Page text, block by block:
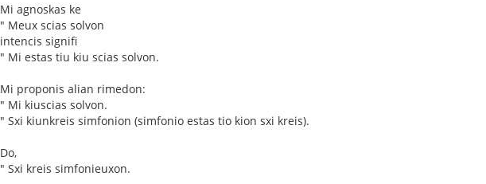
Mi agnoskas ke
" Meux scias solvon
intencis signifi
" Mi estas tiu kiu scias solvon.
Mi proponis alian rimedon:
" Mi kiuscias solvon.
" Sxi kiunkreis simfonion (simfonio estas tio kion sxi kreis).
Do,
" Sxi kreis simfonieuxon.